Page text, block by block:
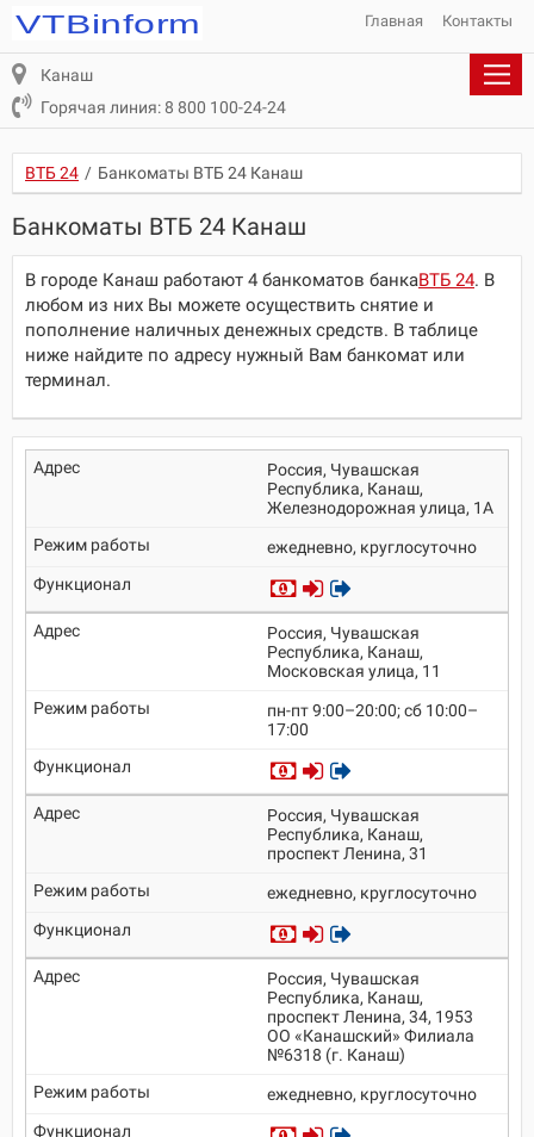
Главная Контакты
Канаш
Горячая линия: 8 800 100-24-24
ВТБ 24 / Банкоматы ВТБ 24 Канаш
Банкоматы ВТБ 24 Канаш
В городе Канаш работают 4 банкоматов банкаВТБ 24. В
любом из них Вы можете осуществить снятие и
пополнение наличных денежных средств. В таблице
ниже найдите по адресу нужный Вам банкомат или
терминал.
Россия, Чувашская
Республика, Канаш,
Железнодорожная улица, 1А
ежедневно, круглосуточно
Россия, Чувашская
Республика, Канаш,
Московская улица, 11
пн-пт 9:00–20:00; сб 10:00–
17:00
Россия, Чувашская
Республика, Канаш,
проспект Ленина, 31
ежедневно, круглосуточно
Россия, Чувашская
Республика, Канаш,
проспект Ленина, 34, 1953
ОО «Канашский» Филиала
№6318 (г. Канаш)
ежедневно, круглосуточно